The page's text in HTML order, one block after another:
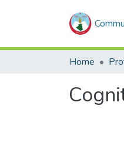
Home